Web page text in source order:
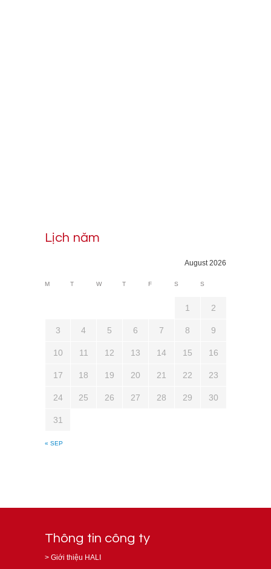
Lịch năm
August 2026
M T W T F S S
« SEP
1 2
3 4 5 6 7 8 9
10 11 12 13 14 15 16
17 18 19 20 21 22 23
24 25 26 27 28 29 30
31
Thông tin công ty
> Giới thiệu HALI